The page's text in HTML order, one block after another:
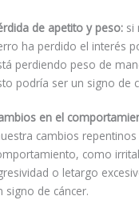
de apetito y peso: si
ha perdido el interés
perdiendo peso de
podría ser un signo de
en el
cambios repentinos
como
o letargo
signo de cáncer.